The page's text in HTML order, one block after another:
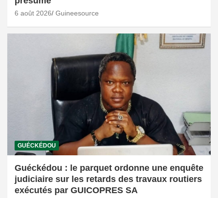
6 août 2026 Guineesource
GUÉCKÉDOU
Guéckédou : le parquet ordonne une enquête
judiciaire sur les retards des travaux routiers
exécutés par GUICOPRES SA